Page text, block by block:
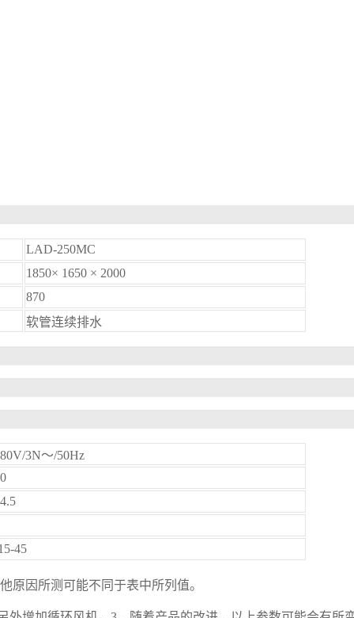
LAD-250MC
1850× 1650 × 2000
870
软管连续排水
3N～/50Hz
45
原因所测可能不同于表中所列值。